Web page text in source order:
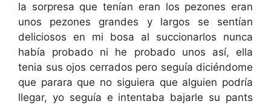
la sorpresa que tenían eran los pezones eran
unos pezones grandes y largos se sentían
deliciosos en mi bosa al succionarlos nunca
había probado ni he probado unos así, ella
tenia sus ojos cerrados pero seguía diciéndome
que parara que no siguiera que alguien podría
llegar, yo seguía e intentaba bajarle su pants